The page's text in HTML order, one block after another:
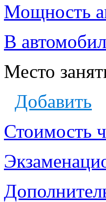
Мощность
В
Место
Добавить
Стоимость